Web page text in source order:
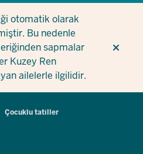
otomatik olarak
Bu nedenle
sapmalar
Kuzey Ren
ailelerle ilgilidir.
Çocuklu tatiller